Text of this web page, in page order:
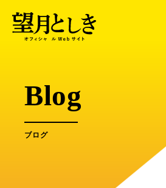
Blog
ブログ